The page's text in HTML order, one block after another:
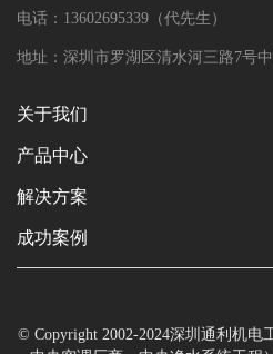
关于我们
产品中心
解决方案
成功案例
© Copyright 2002-2024深圳通利机电
电话：13602695339（代先生）
地址：深圳市罗湖区清水河三路7号